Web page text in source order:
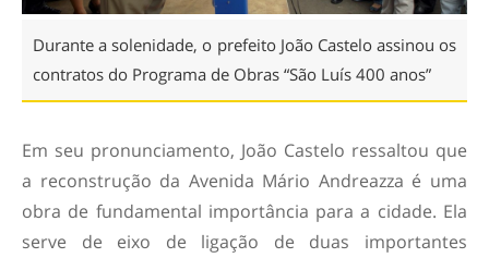
Durante a solenidade, o prefeito João Castelo assinou os
contratos do Programa de Obras “São Luís 400 anos”
Em seu pronunciamento, João Castelo ressaltou que
a reconstrução da Avenida Mário Andreazza é uma
obra de fundamental importância para a cidade. Ela
serve de eixo de ligação de duas importantes